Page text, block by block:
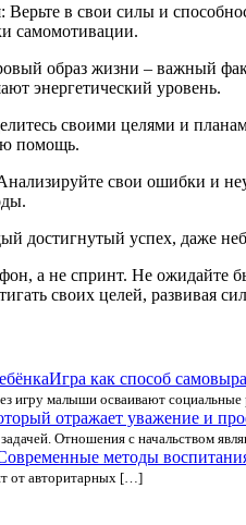
в свои силы и
самомотивации.
образ жизни – важный
энергетический уровень.
своими целями и
помощь.
свои ошибки и
достигнутый успех, даже
а не спринт. Не ожидайте
своих целей,
Игра как способ
игру малыши осваивают
задачей. Отношения с начальством
методы
от авторитарных […]